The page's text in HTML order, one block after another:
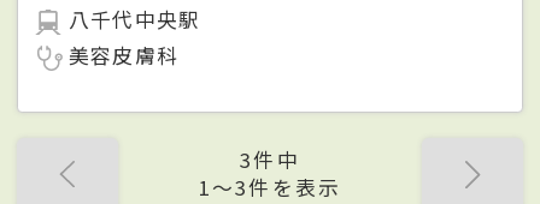
八千代中央駅
美容皮膚科
3件中
1〜3件を表示